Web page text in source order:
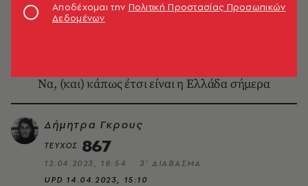
Να, (και) κάπως έτσι είναι η Ελλάδα σήμερα
Δήμητρα Γκρους
ΤΕΥΧΟΣ 867
12.04.2023, 18:54
3’ ΔΙΑΒΑΣΜΑ
UPD 14.04.2023, 15:10
Αποδέχομαι την Πολιτική Προστασίας Προσωπικών
Δεδομένων